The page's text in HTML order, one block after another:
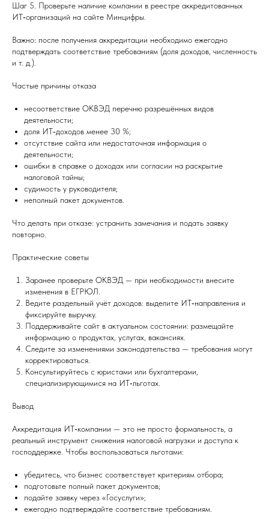
Шаг 5. Проверьте наличие компании в реестре аккредитованных
ИТ‑организаций на сайте Минцифры.
Важно: после получения аккредитации необходимо ежегодно
подтверждать соответствие требованиям (доля доходов, численность
и т. д.).
Частые причины отказа
несоответствие ОКВЭД перечню разрешённых видов
деятельности;
доля ИТ‑доходов менее 30 %;
отсутствие сайта или недостаточная информация о
деятельности;
ошибки в справке о доходах или согласии на раскрытие
налоговой тайны;
судимость у руководителя;
неполный пакет документов.
Что делать при отказе: устранить замечания и подать заявку
повторно.
Практические советы
Заранее проверьте ОКВЭД — при необходимости внесите
изменения в ЕГРЮЛ.
Ведите раздельный учёт доходов: выделите ИТ‑направления и
фиксируйте выручку.
Поддерживайте сайт в актуальном состоянии: размещайте
информацию о продуктах, услугах, вакансиях.
Следите за изменениями законодательства — требования могут
корректироваться.
Консультируйтесь с юристами или бухгалтерами,
специализирующимися на ИТ‑льготах.
Вывод
Аккредитация ИТ‑компании — это не просто формальность, а
реальный инструмент снижения налоговой нагрузки и доступа к
господдержке. Чтобы воспользоваться льготами:
убедитесь, что бизнес соответствует критериям отбора;
подготовьте полный пакет документов;
подайте заявку через «Госуслуги»;
ежегодно подтверждайте соответствие требованиям.